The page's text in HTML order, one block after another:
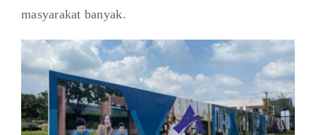
masyarakat banyak.